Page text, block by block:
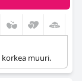
muuri.